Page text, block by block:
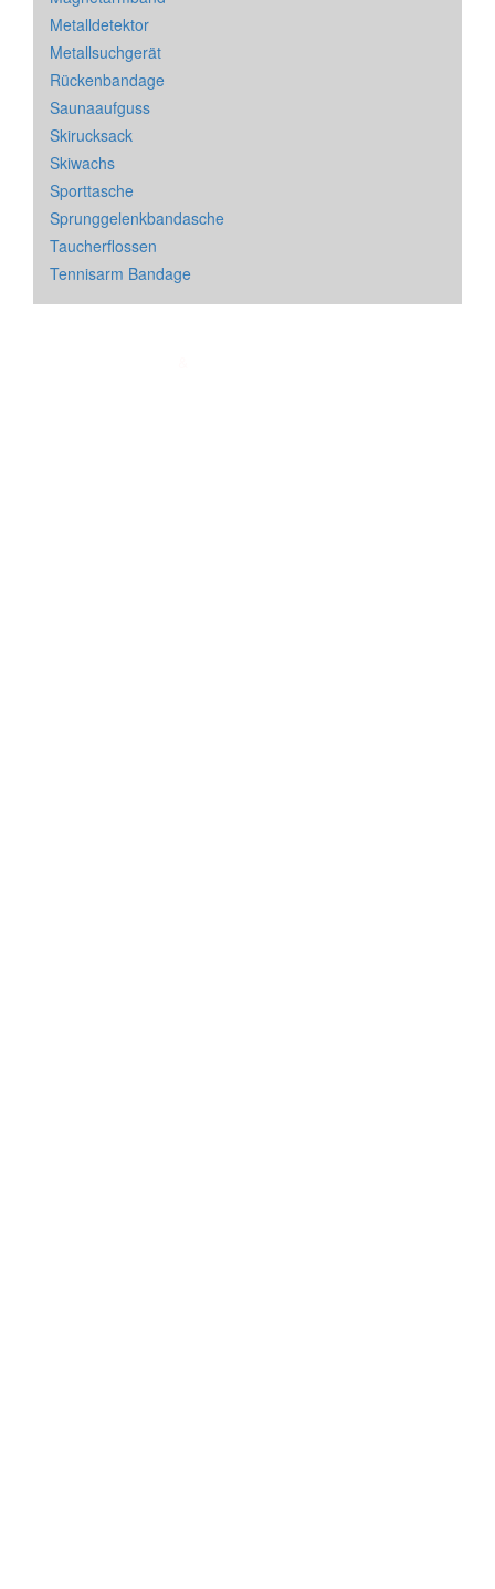
Metalldetektor
Metallsuchgerät
Rückenbandage
Saunaaufguss
Skirucksack
Skiwachs
Sporttasche
Sprunggelenkbandasche
Taucherflossen
Tennisarm Bandage